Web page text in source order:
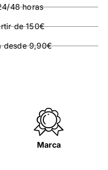
48 horas
de 150€
desde 9,90€
Marca